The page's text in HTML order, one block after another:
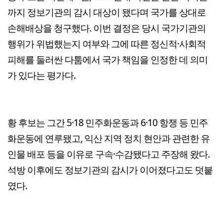
까지 정보기관의 감시 대상이 됐다며 국가를 상대로
손해배상을 청구했다. 이번 결정은 당시 국가기관의
행위가 위법했는지 여부와 그에 따른 정신적·사회적
피해를 둘러싼 다툼에서 국가 책임을 인정한 데 의미
가 있다는 평가다.
황 후보는 그간 5·18 민주화운동과 6·10 항쟁 등 민주
화운동에 연루됐고, 익산 지역 정치 현안과 관련한 유
인물 배포 등을 이유로 구속·수감됐다고 주장해 왔다.
석방 이후에도 정보기관의 감시가 이어졌다고도 덧붙
였다.